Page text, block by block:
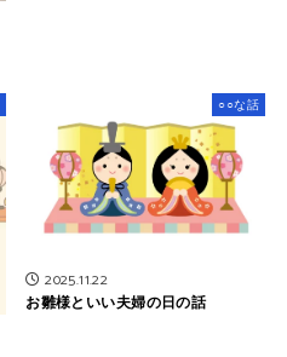
○○な話
2025.11.22
お雛様といい夫婦の日の話